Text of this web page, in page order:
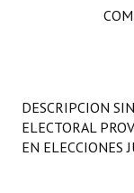
Comisiones
LEGISLACIÓN
DESCRIPCION
ELECTORAL
EN ELECCIONES